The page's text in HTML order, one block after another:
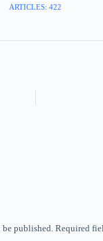
ARTICLES: 422
published. Required